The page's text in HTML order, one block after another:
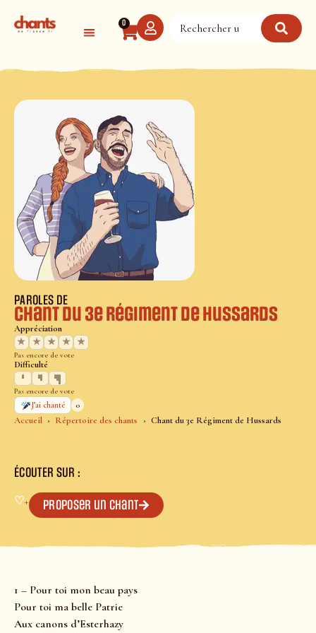
0
Accueil Répertoire des chants Chant du 3e Régiment de Hussards
PAROLES DE
Chant du 3e Régiment de Hussards
Appréciation
★
★ ★ ★ ★
Pas encore de vote
Difficulté
Pas encore de vote
J’ai chanté
0
ÉCOUTER SUR :
♡+ Proposer un chant
1 – Pour toi mon beau pays
Pour toi ma belle Patrie
Aux canons d’Esterhazy